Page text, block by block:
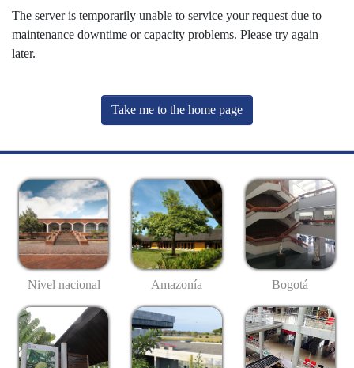
The server is temporarily unable to service your request due to
maintenance downtime or capacity problems. Please try again
later.
Take me to the home page
Nivel nacional Amazonía Bogotá